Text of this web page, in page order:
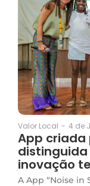
Valor Local - 4 de
App criada
distinguida
inovação
A App “Noise in